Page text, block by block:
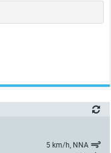
5 km/h, ΝΝΑ